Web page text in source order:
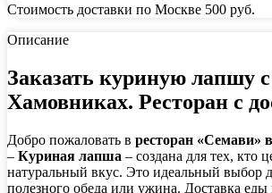
Стоимость доставки по Москве 500 руб.
Описание
Заказать куриную лапшу
Хамовниках. Ресторан с
Добро пожаловать в ресторан «Семави»
– Куриная лапша – создана для тех, кто
натуральный вкус. Это идеальный выбор
полезного обеда или ужина. Доставка